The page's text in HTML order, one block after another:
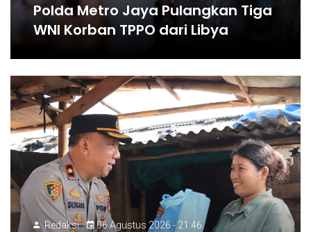
Polda Metro Jaya Pulangkan Tiga
WNI Korban TPPO dari Libya
Redaksi 06 Agustus 2026 - 21:46